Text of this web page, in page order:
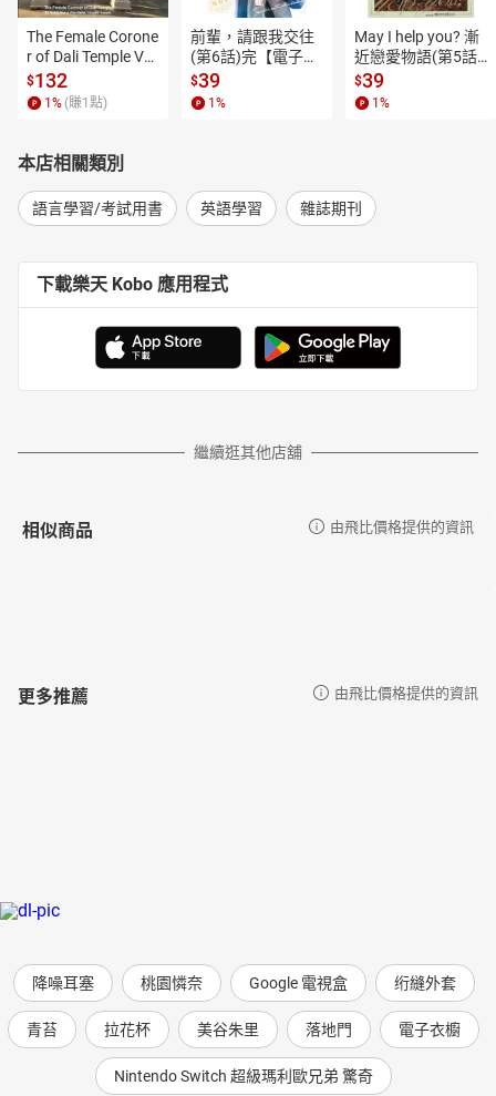
The Female Corone
r of Dali Temple Vo
l.6【有聲書】
$132
1 % (賺1 點)
前輩，請跟我交往
(第6話)完【電子
書】
$39
1 %
May I help you? 漸
近戀愛物語(第5話)
【電子書】
$39
1 %
本店相關類別
語言學習/考試用書 英語學習 雜誌期刊
下載樂天 Kobo 應用程式
繼續逛其他店舖
相似商品 由飛比價格提供的資訊
更多推薦 由飛比價格提供的資訊
降噪耳塞 桃園憐奈 Google 電視盒 绗縫外套
青苔 拉花杯 美谷朱里 落地門 電子衣櫥
Nintendo Switch 超級瑪利歐兄弟 驚奇